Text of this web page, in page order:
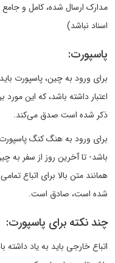
مدارک ارسال شده، کامل و جامع
اسناد نباشد)
پاسپورت:
اعتبار داشته باشد، که این
ذکر شده است صدق می‌کند.
برای ورود به هنگ کنگ
باشد- تا آخرین روز از سفر به
همانند متن بالا برای اتباع
شده است، صادق است.
چند نکته برای پاسپورت:
اتباع خارجی باید به یاد